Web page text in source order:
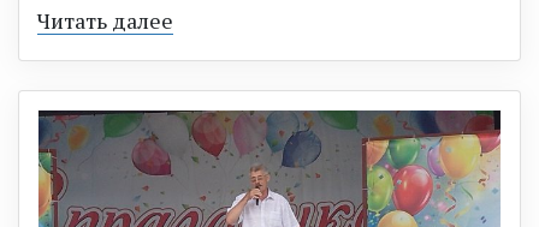
Читать далее